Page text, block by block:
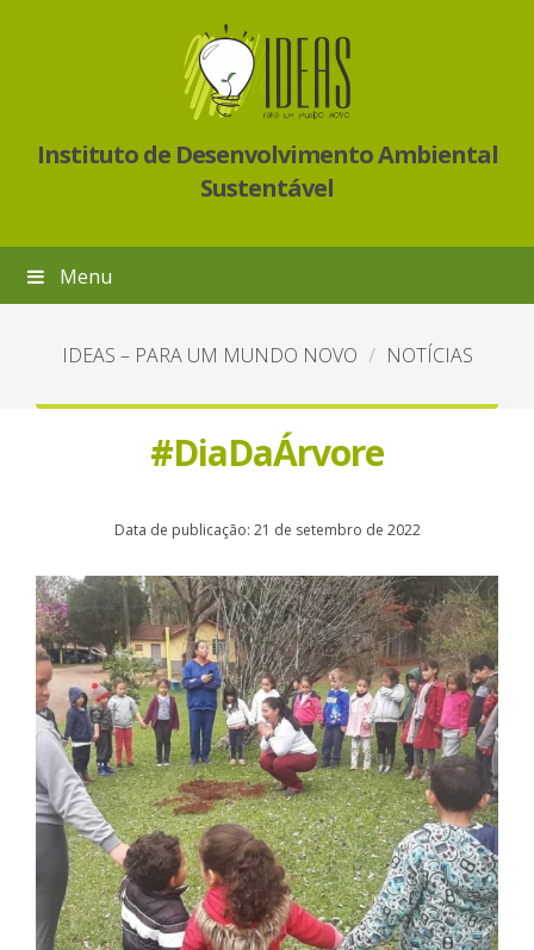
Instituto de Desenvolvimento Ambiental
Sustentável
Menu
IDEAS – PARA UM MUNDO NOVO NOTÍCIAS
#DiaDaÁrvore
Data de publicação: 21 de setembro de 2022